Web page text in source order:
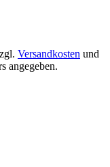
Versandkosten und
angegeben.